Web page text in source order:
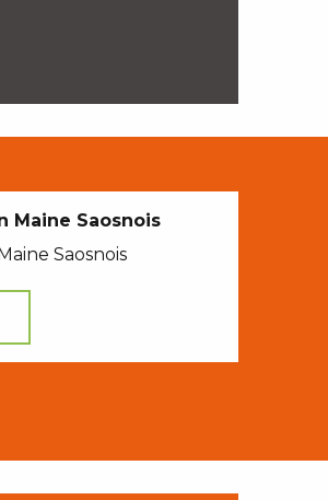
Maine Saosnois
Saosnois